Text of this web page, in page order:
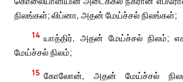
நிலங்கள்; லிப்னா, அதன் மேய்ச்சல் நிலங்கள்;
14 யாத்திர், அதன் மேய்ச்சல் நிலம்;
மேய்ச்சல் நிலம்;
15 கோலோன், அதன் மேய்ச்சல்